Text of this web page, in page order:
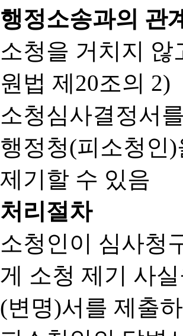
행정소송과의 관
소청을 거치지
원법 제20조의 2)
소청심사결정서
행정청(피소청인
제기할 수 있음
처리절차
소청인이 심사청
게 소청 제기 사
(변명)서를 제출